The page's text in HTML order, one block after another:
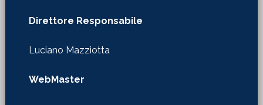
Direttore Responsabile
Luciano Mazziotta
WebMaster